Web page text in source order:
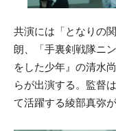
共演には「となりの
朗、「手裏剣戦隊ニ
をした少年』の清水
らが出演する。監督
て活躍する綾部真弥が